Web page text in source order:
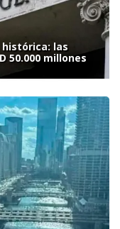
histórica: las
50.000 millones